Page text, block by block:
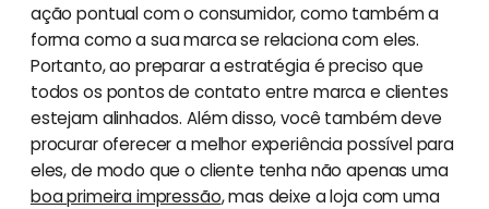
ação pontual com o consumidor, como também a
forma como a sua marca se relaciona com eles.
Portanto, ao preparar a estratégia é preciso que
todos os pontos de contato entre marca e clientes
estejam alinhados. Além disso, você também deve
procurar oferecer a melhor experiência possível para
eles, de modo que o cliente tenha não apenas uma
boa primeira impressão, mas deixe a loja com uma